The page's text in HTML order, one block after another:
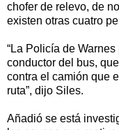
chofer de relevo, de
existen otras cuatro
“La Policía de
conductor del bus,
contra el camión que
ruta”, dijo Siles.
Añadió se está